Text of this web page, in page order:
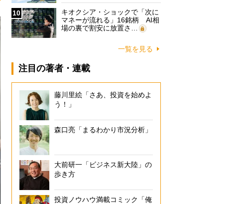
10
キオクシア・ショックで「次に
マネーが流れる」16銘柄 AI相
場の裏で割安に放置さ…
一覧を見る
注目の著者・連載
藤川里絵「さあ、投資を始めよ
う！」
森口亮「まるわかり市況分析」
大前研一「ビジネス新大陸」の
歩き方
投資ノウハウ満載コミック「俺